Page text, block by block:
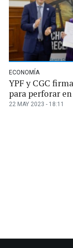
ECONOMÍA
YPF y CGC
para perforar
22 MAY 2023 - 18:11